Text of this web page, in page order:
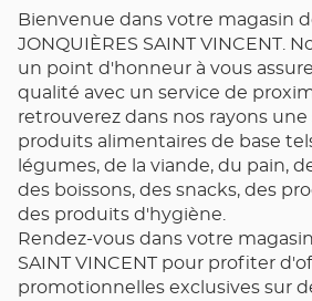
Bienvenue dans votre magasin
JONQUIÈRES SAINT VINCENT.
un point d'honneur à vous
qualité avec un service de
retrouverez dans nos rayons
produits alimentaires de base
légumes, de la viande, du pain,
des boissons, des snacks, des
des produits d'hygiène.
Rendez-vous dans votre magasin
SAINT VINCENT pour profiter
promotionnelles exclusives sur